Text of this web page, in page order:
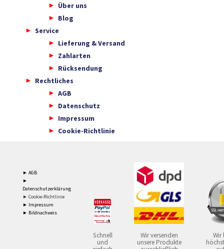
Über uns
Blog
Service
Lieferung & Versand
Zahlarten
Rücksendung
Rechtliches
AGB
Datenschutz
Impressum
Cookie-Richtlinie
► AGB
►
Datenschutzerklärung
► Cookie-Richtlinie
► Impressum
► Bildnachweis
Schnell
und
Wir versenden
unsere Produkte
Wir